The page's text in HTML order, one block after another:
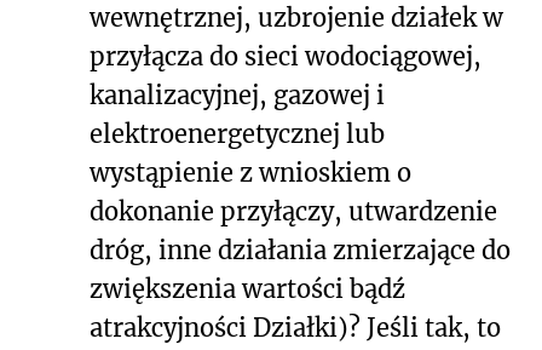
wewnętrznej, uzbrojenie działek w
przyłącza do sieci wodociągowej,
kanalizacyjnej, gazowej i
elektroenergetycznej lub
wystąpienie z wnioskiem o
dokonanie przyłączy, utwardzenie
dróg, inne działania zmierzające do
zwiększenia wartości bądź
atrakcyjności Działki)? Jeśli tak, to